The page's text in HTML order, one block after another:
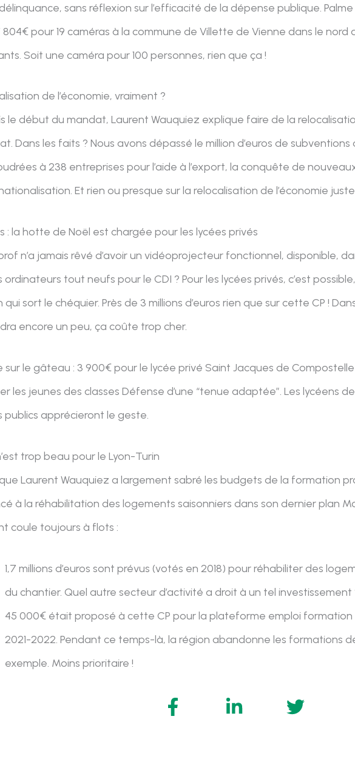
sans réflexion sur l’efficacité de la dépense publique.
pour 19 caméras à la commune de Villette de Vienne dans le nord
Soit une caméra pour 100 personnes, rien que ça !
de l’économie, vraiment ?
le début du mandat, Laurent Wauquiez explique faire de la
Dans les faits ? Nous avons dépassé le million d’euros de
à 238 entreprises pour l’aide à l’export, la conquête de
Et rien ou presque sur la relocalisation de l’économie
: la hotte de Noël est chargée pour les lycées privés
n’a jamais rêvé d’avoir un vidéoprojecteur fonctionnel, disponible,
ordinateurs tout neufs pour le CDI ? Pour les lycées privés, c’est
qui sort le chéquier. Près de 3 millions d’euros rien que sur cette CP !
encore un peu, ça coûte trop cher.
sur le gâteau : 3 900€ pour le lycée privé Saint Jacques de
les jeunes des classes Défense d’une “tenue adaptée”. Les lycéens
publics apprécieront le geste.
trop beau pour le Lyon-Turin
Laurent Wauquiez a largement sabré les budgets de la formation
à la réhabilitation des logements saisonniers dans son dernier plan
coule toujours à flots :
1,7 millions d’euros sont prévus (votés en 2018) pour réhabiliter des
du chantier. Quel autre secteur d’activité a droit à un tel investissement
45 000€ était proposé à cette CP pour la plateforme emploi formation
2021-2022. Pendant ce temps-là, la région abandonne les formations
exemple. Moins prioritaire !